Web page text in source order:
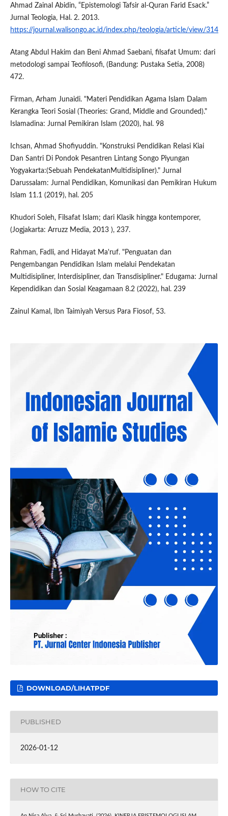
Ahmad Zainal Abidin, “Epistemologi Tafsir al-Quran Farid Esack.”
Jurnal Teologia, Hal. 2. 2013.
https://journal.walisongo.ac.id/index.php/teologia/article/view/314
Atang Abdul Hakim dan Beni Ahmad Saebani, filsafat Umum: dari
metodologi sampai Teofilosofi, (Bandung: Pustaka Setia, 2008)
472.
Firman, Arham Junaidi. "Materi Pendidikan Agama Islam Dalam
Kerangka Teori Sosial (Theories: Grand, Middle and Grounded)."
Islamadina: Jurnal Pemikiran Islam (2020), hal. 98
Ichsan, Ahmad Shofiyuddin. "Konstruksi Pendidikan Relasi Kiai
Dan Santri Di Pondok Pesantren Lintang Songo Piyungan
Yogyakarta:(Sebuah PendekatanMultidisipliner)." Jurnal
Darussalam: Jurnal Pendidikan, Komunikasi dan Pemikiran Hukum
Islam 11.1 (2019), hal. 205
Khudori Soleh, Filsafat Islam; dari Klasik hingga kontemporer,
(Jogjakarta: Arruzz Media, 2013 ), 237.
Rahman, Fadli, and Hidayat Ma'ruf. "Penguatan dan
Pengembangan Pendidikan Islam melalui Pendekatan
Multidisipliner, Interdisipliner, dan Transdisipliner." Edugama: Jurnal
Kependidikan dan Sosial Keagamaan 8.2 (2022), hal. 239
Zainul Kamal, Ibn Taimiyah Versus Para Fiosof, 53.
DOWNLOAD/LIHATPDF
PUBLISHED
2026-01-12
HOW TO CITE